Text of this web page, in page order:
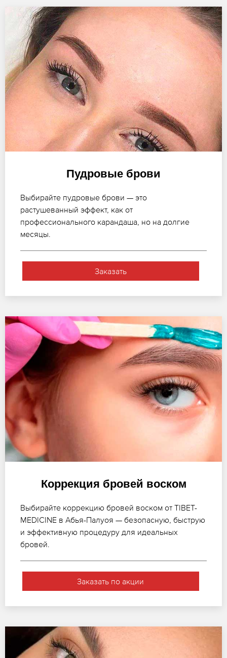
Пудровые брови
Выбирайте пудровые брови — это
растушеванный эффект, как от
профессионального карандаша, но на долгие
месяцы.
Заказать
Коррекция бровей воском
Выбирайте коррекцию бровей воском от TIBET-
MEDICINE в Абья-Палуоя — безопасную, быструю
и эффективную процедуру для идеальных
бровей.
Заказать по акции